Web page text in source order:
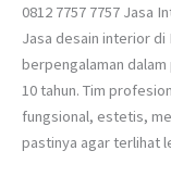
0812 7757 7757 Jasa
Jasa desain interior di
berpengalaman
10 tahun. Tim
fungsional, estetis,
pastinya agar terlihat